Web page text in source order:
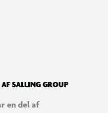
AF SALLING GROUP
en del af